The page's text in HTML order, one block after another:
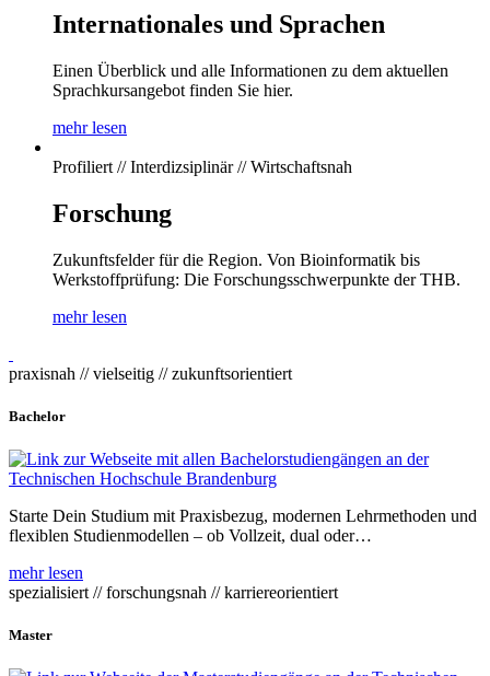
Internationales und Sprachen
Einen Überblick und alle Informationen zu dem aktuellen
Sprachkursangebot finden Sie hier.
mehr lesen
Profiliert // Interdizsiplinär // Wirtschaftsnah
Forschung
Zukunftsfelder für die Region. Von Bioinformatik bis
Werkstoffprüfung: Die Forschungsschwerpunkte der THB.
mehr lesen
praxisnah // vielseitig // zukunftsorientiert
Bachelor
Starte Dein Studium mit Praxisbezug, modernen Lehrmethoden und
flexiblen Studienmodellen – ob Vollzeit, dual oder…
mehr lesen
spezialisiert // forschungsnah // karriereorientiert
Master